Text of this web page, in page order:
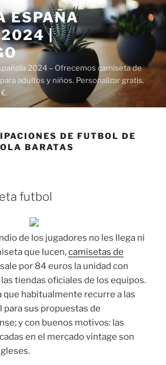
ESPAÑA
2024 |
2024 – Ofrecemos camiseta de
adultos y niños. Personalizar gratis.
DE FUTBOL DE
BARATAS
futbol
de los jugadores no les llega ni
que lucen,camisetas de
por 84 euros la unidad con
tiendas oficiales de los equipos.
que habitualmente recurre a las
sus propuestas de
y con buenos motivos: las
en el mercado vintage son